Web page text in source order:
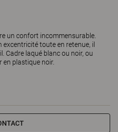
un confort incommensurable.
toute en retenue, il
Cadre laqué blanc ou noir, ou
plastique noir.